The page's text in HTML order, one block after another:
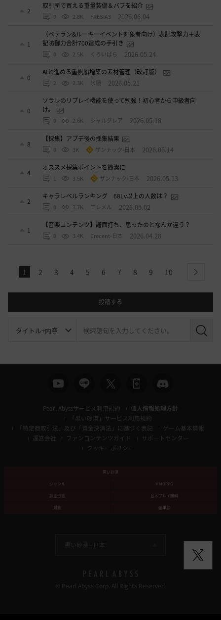
2
取引所で買える重量装備＆バフを紹介
0 2.8K FRESIA3 2026.06.04
1
（ベテラン&ルーキーイベント対象者向け）表記攻撃力＋表
記防御力合計700達成の手引き
0 2.5K くろいばら 2026.05.24
0
AIと進める重帆船増築の素材管理（改訂版）
2 2.3K 氷鏡 2026.05.21
0
ソラレのリプレイ機能を使って勉強！初心者から中級者向
け。
0 2.6K シャルグレア 2026.05.18
8
【採集】アプデ後の採集結果
0 3K ザンナック-日本 2026.05.14
4
オススメ採集ポイントを簡潔に
1 3.5K ザンナック-日本 2026.05.13
2
キャラレベルランキング 68Lv以上の人数は？
0 3.7K エレメル 2026.05.02
1
【音楽コンテンツ】譜面打ち、思ったのとなんか違う？
0 3.4K Crecent-日本 2026.04.28
1 2 3 4 5 6 7 8 9 10 next
投稿する
検
Pearl Abyssサービス利用規約
個人情報処理方針
「黒い砂漠」サービス利用規約
「特定商取引法」及び「資金決済法」に基づく表記
ゲーム基本情報
運営会社
ファンコンテンツガイド
サポートセンター
クッキーポリシー
黒い砂漠
ジャンル
MMORPG
課金形態
基本プレイ無料
対象
全年齢
黒い砂漠 - 日本
© Pearl Abyss Corp. All Rights Reserved.